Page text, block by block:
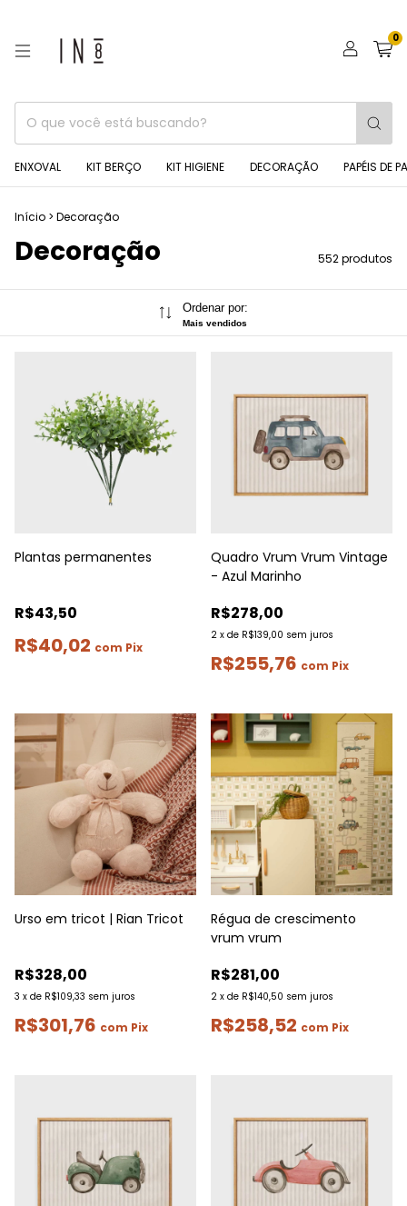
0
ENXOVAL KIT BERÇO KIT HIGIENE DECORAÇÃO PAPÉIS DE
Início > Decoração
Decoração 552 produtos
Ordenar por:
Mais vendidos
Plantas permanentes
R$43,50
R$40,02 com Pix
Quadro Vrum Vrum Vintage
- Azul Marinho
R$278,00
2 x de R$139,00 sem juros
R$255,76 com Pix
Urso em tricot | Rian Tricot
R$328,00
3 x de R$109,33 sem juros
R$301,76 com Pix
Régua de crescimento
vrum vrum
R$281,00
2 x de R$140,50 sem juros
R$258,52 com Pix